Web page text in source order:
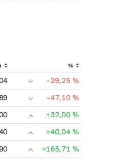
%
-29,25%
-47,10%
+32,00%
+40,04%
+165,71%